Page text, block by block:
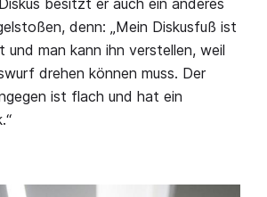
denn: „Mein Diskusfuß ist
man kann ihn verstellen, weil
drehen können muss. Der
ist flach und hat ein